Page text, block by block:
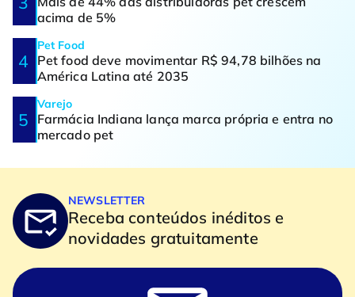
acima de 5%
Pet Food
Pet food deve movimentar R$ 94,78 bilhões na
América Latina até 2035
Varejo
Farmácia Indiana lança marca própria e entra no
mercado pet
NEWSLETTER
Receba conteúdos inéditos e
novidades gratuitamente